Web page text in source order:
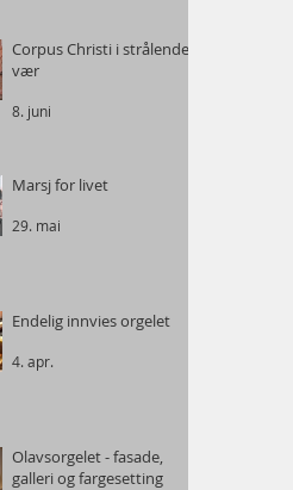
Corpus Christi i strålende
vær
8. juni
Marsj for livet
29. mai
Endelig innvies orgelet
4. apr.
Olavsorgelet - fasade,
galleri og fargesetting